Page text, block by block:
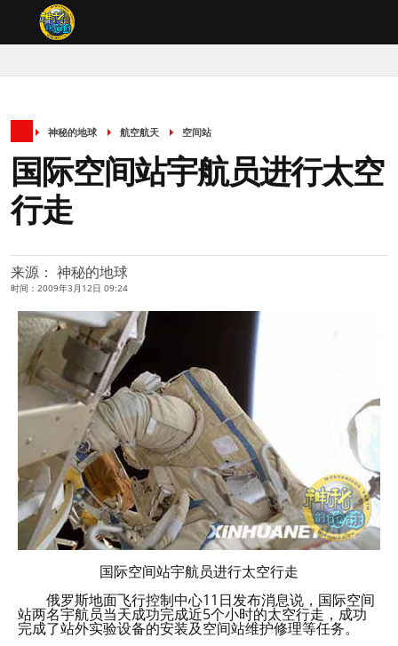
神秘的地球 航空航天 空间站
国际空间站宇航员进行太空
行走
来源： 神秘的地球
时间：2009年3月12日 09:24
国际空间站宇航员进行太空行走
俄罗斯地面飞行控制中心11日发布消息说，国际空间
站两名宇航员当天成功完成近5个小时的太空行走，成功
完成了站外实验设备的安装及空间站维护修理等任务。